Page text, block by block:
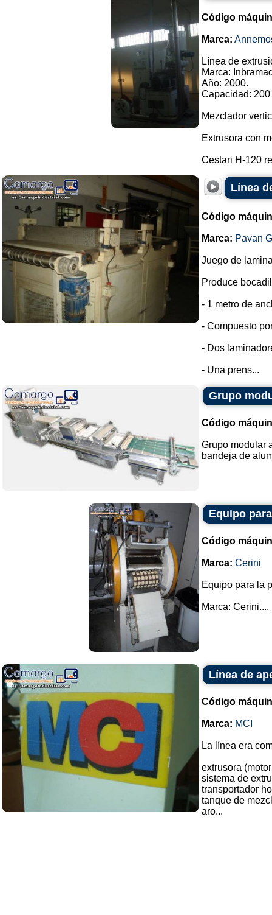
Código
Marca:
Línea de
Marca:
Año: 2000.
Capacidad:
Mezclador
Extrusora con
Cestari H-120
Línea
Código
Marca: Pavan
Juego de
Produce
- 1 metro de
- Compuesto
- Dos
- Una prens...
Grupo
Código
Grupo modular
bandeja de
Equipo
Código
Marca: Cerini
Equipo para la
Marca: Cerini....
Línea de
Código
Marca: MCI
La línea era
extrusora
sistema de
transportador
tanque de
aro...